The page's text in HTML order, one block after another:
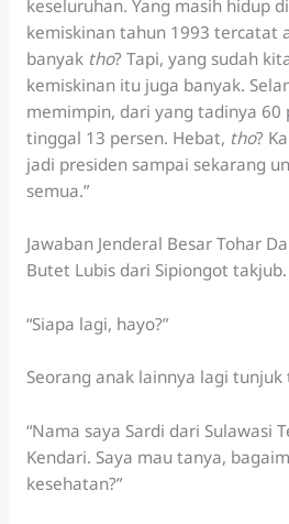
keseluruhan. Yang masih hidup
kemiskinan tahun 1993 tercatat
banyak tho? Tapi, yang sudah
kemiskinan itu juga banyak.
memimpin, dari yang tadinya 60
tinggal 13 persen. Hebat, tho?
jadi presiden sampai sekarang
semua.”
Jawaban Jenderal Besar Tohar
Butet Lubis dari Sipiongot takjub.
“Siapa lagi, hayo?”
Seorang anak lainnya lagi tunjuk
“Nama saya Sardi dari Sulawasi
Kendari. Saya mau tanya,
kesehatan?”